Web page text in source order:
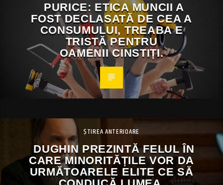
PURICE: ETICA MUNCII A
FOST DECLASATĂ DE CEA A
CONSUMULUI, TREABA E
TRISTĂ PENTRU
OAMENII CINSTIȚI.
ȘTIREA ANTERIOARE
DUGHIN PREZINTĂ FELUL ÎN
CARE MINORITĂȚILE VOR DA
URMĂTOARELE ELITE CE SĂ